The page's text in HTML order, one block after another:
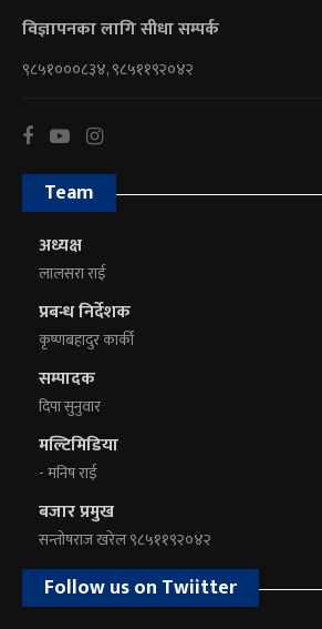
विज्ञापनका लागि सीधा सम्पर्क
९८५१०००८३४, ९८५११९२०४२
Team
अध्यक्ष
लालसरा राई
प्रबन्ध निर्देशक
कृष्णबहादुर कार्की
सम्पादक
दिपा सुनुवार
मल्टिमिडिया
- मनिष राई
बजार प्रमुख
सन्तोषराज खरेल ९८५११९२०४२
Follow us on Twiitter